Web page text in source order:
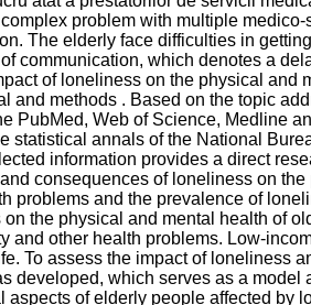
problem with multiple
The elderly face difficulties in
communication, which denotes a
of loneliness on the physical and
and methods . Based on the topic
PubMed, Web of Science, Medline
statistical annals of the National
information provides a direct
consequences of loneliness on
problems and the prevalence of
the physical and mental health of
and other health problems. Low-
To assess the impact of loneliness
developed, which serves as a model
of elderly people affected by